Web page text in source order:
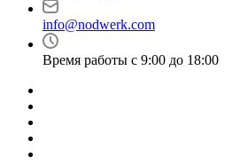
info@nodwerk.com
Время работы с 9:00 до 18:00